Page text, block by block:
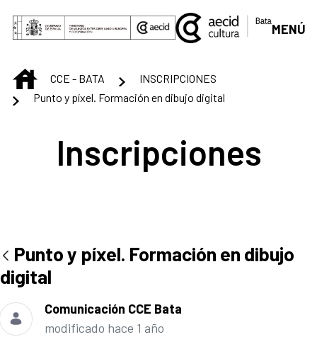
Saltar al contenido principal
MENÚ
INICIOCCE - BATA
INSCRIPCIONES
Punto y píxel. Formación en dibujo digital
Inscripciones
Punto y píxel. Formación en dibujo
digital
Comunicación CCE Bata
modificado hace 1 año